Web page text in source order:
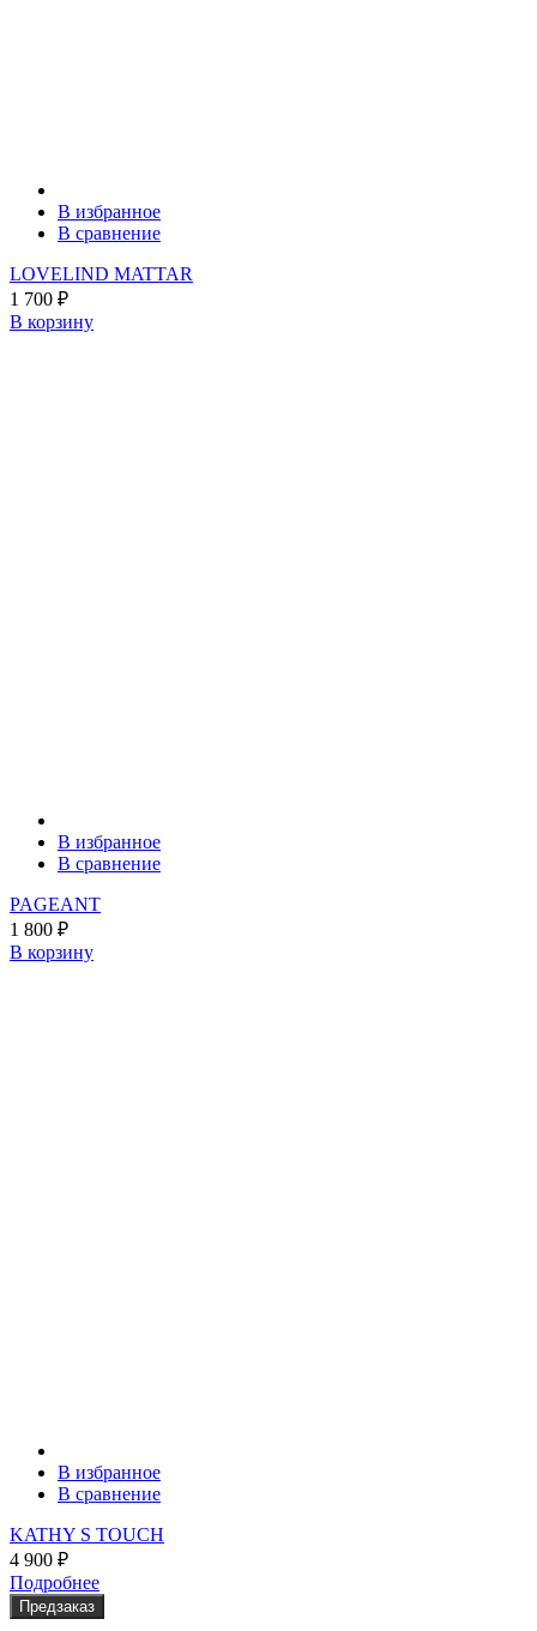
В избранное
В сравнение
LOVELIND MATTAR
1 700 ₽
В корзину
В избранное
В сравнение
PAGEANT
1 800 ₽
В корзину
В избранное
В сравнение
KATHY S TOUCH
4 900 ₽
Подробнее
Предзаказ